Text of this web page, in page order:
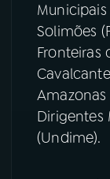
08
ACOMPANHE A
YouTube
Solimões
Fronteiras
Dirigentes
(Undime).